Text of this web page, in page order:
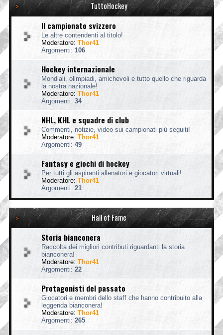
TuttoHockey
Il campionato svizzero
Le altre contendenti al titolo!
Moderatore: Thor41
Argomenti: 106
Hockey internazionale
Mondiali, olimpiadi, amichevoli e tutto quello che riguarda
la nostra nazionale!
Moderatore: Thor41
Argomenti: 34
NHL, KHL e squadre di club
Commenti, notizie, video sui campionati più seguiti!
Moderatore: Thor41
Argomenti: 49
Fantasy e giochi di hockey
Per tutti gli aspiranti allenatori e giocatori virtuali!
Moderatore: Thor41
Argomenti: 21
Hall of Fame
Storia bianconera
Raccolta dei migliori contributi riguardanti la storia
bianconera!
Moderatore: Thor41
Argomenti: 22
Protagonisti del passato
Giocatori e membri dello staff che hanno contribuito alla
leggenda bianconera!
Moderatore: Thor41
Argomenti: 265